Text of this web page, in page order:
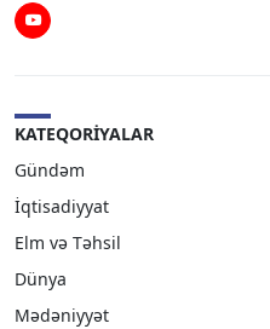
Youtube
KATEQORIYALAR
Gündəm
İqtisadiyyat
Elm və Təhsil
Dünya
Mədəniyyət